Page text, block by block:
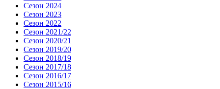
Сезон 2024
Сезон 2023
Сезон 2022
Сезон 2021/22
Сезон 2020/21
Сезон 2019/20
Сезон 2018/19
Сезон 2017/18
Сезон 2016/17
Сезон 2015/16